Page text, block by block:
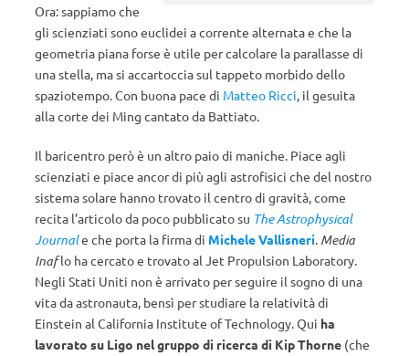
Ora: sappiamo che
gli scienziati sono euclidei a corrente alternata e che la
geometria piana forse è utile per calcolare la parallasse di
una stella, ma si accartoccia sul tappeto morbido dello
spaziotempo. Con buona pace di Matteo Ricci, il gesuita
alla corte dei Ming cantato da Battiato.
Il baricentro però è un altro paio di maniche. Piace agli
scienziati e piace ancor di più agli astrofisici che del nostro
sistema solare hanno trovato il centro di gravità, come
recita l’articolo da poco pubblicato su The Astrophysical
Journale che porta la firma di Michele Vallisneri. Media
Inaflo ha cercato e trovato al Jet Propulsion Laboratory.
Negli Stati Uniti non è arrivato per seguire il sogno di una
vita da astronauta, bensì per studiare la relatività di
Einstein al California Institute of Technology. Qui ha
lavorato su Ligo nel gruppo di ricerca di Kip Thorne (che